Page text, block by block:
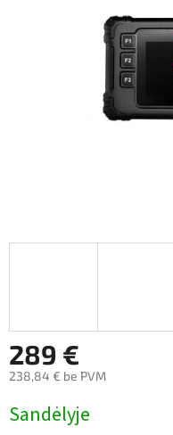
289 €
238,84 € be PVM
price:
Sandėlyje